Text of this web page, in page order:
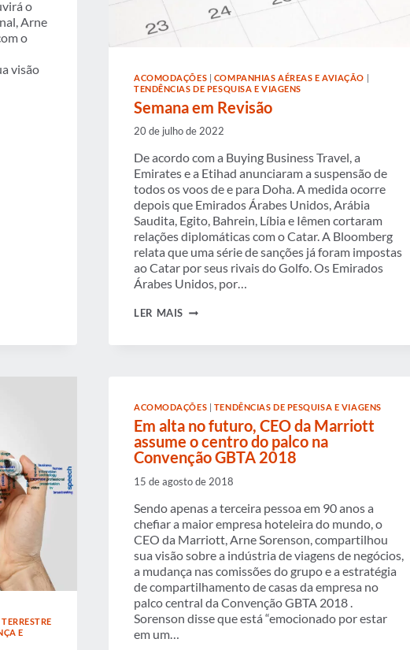
o
Arne
o
visão
ACOMODAÇÕES | COMPANHIAS AÉREAS E AVIAÇÃO |
TENDÊNCIAS DE PESQUISA E VIAGENS
Semana em Revisão
20 de julho de 2022
De acordo com a Buying Business Travel, a
Emirates e a Etihad anunciaram a suspensão de
todos os voos de e para Doha. A medida ocorre
depois que Emirados Árabes Unidos, Arábia
Saudita, Egito, Bahrein, Líbia e Iêmen cortaram
relações diplomáticas com o Catar. A Bloomberg
relata que uma série de sanções já foram impostas
ao Catar por seus rivais do Golfo. Os Emirados
Árabes Unidos, por…
LER MAIS SEMANA
E
ACOMODAÇÕES TENDÊNCIAS DE PESQUISA E VIAGENS
Em alta no futuro, CEO da Marriott
assume o centro do palco na
Convenção GBTA 2018
15 de agosto de 2018
Sendo apenas a terceira pessoa em 90 anos a
chefiar a maior empresa hoteleira do mundo, o
CEO da Marriott, Arne Sorenson, compartilhou
sua visão sobre a indústria de viagens de negócios,
a mudança nas comissões do grupo e a estratégia
de compartilhamento de casas da empresa no
palco central da Convenção GBTA 2018 .
Sorenson disse que está “emocionado por estar
em um…